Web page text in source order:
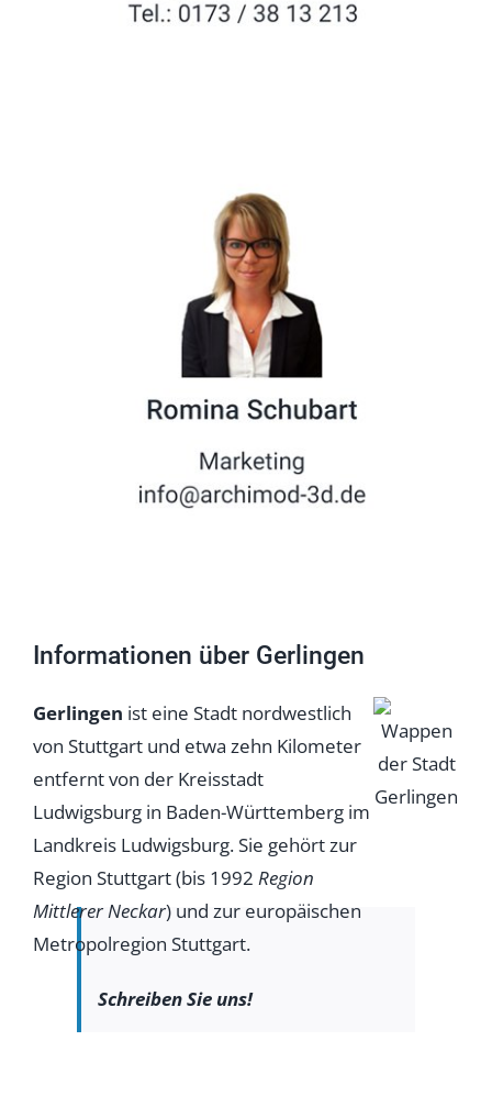
Informationen über Gerlingen
Gerlingen ist eine Stadt nordwestlich
von Stuttgart und etwa zehn Kilometer
entfernt von der Kreisstadt
Ludwigsburg in Baden-Württemberg im
Landkreis Ludwigsburg. Sie gehört zur
Region Stuttgart (bis 1992 Region
Mittlerer Neckar) und zur europäischen
Metropolregion Stuttgart.
Schreiben Sie uns!